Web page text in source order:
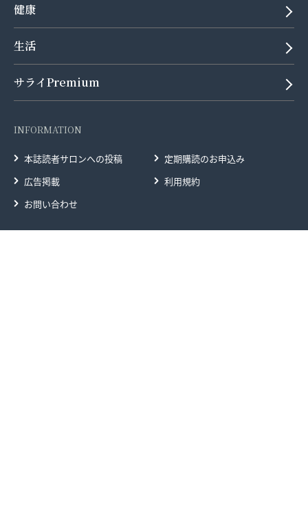
健康
生活
サライPremium
INFORMATION
本誌読者サロンへの投稿
定期購読のお申込み
広告掲載
利用規約
お問い合わせ